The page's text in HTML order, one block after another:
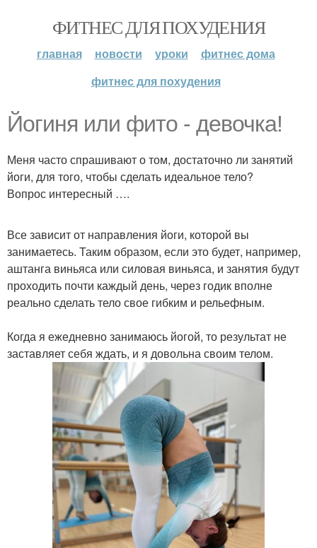
ФИТНЕС ДЛЯ ПОХУДЕНИЯ
главная новости уроки
фитнес дома
фитнес для похудения
Йогиня или фито - девочка!
Меня часто спрашивают о том, достаточно ли занятий
йоги, для того, чтобы сделать идеальное тело?
Вопрос интересный ….
Все зависит от направления йоги, которой вы
занимаетесь. Таким образом, если это будет, например,
аштанга виньяса или силовая виньяса, и занятия будут
проходить почти каждый день, через годик вполне
реально сделать тело свое гибким и рельефным.
Когда я ежедневно занимаюсь йогой, то результат не
заставляет себя ждать, и я довольна своим телом.